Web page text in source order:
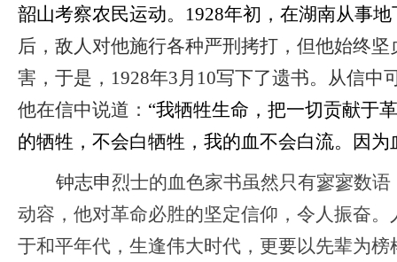
韶山考察农民运动。1928年初，在湖南从事
后，敌人对他施行各种严刑拷打，但他始终
害，于是， 1928年3月10写下了遗书。从信
他在信中说道： “我牺牲生命，把一切贡献于
的牺牲，不会白牺牲，我的血不会白流。因
钟志申烈士的血色家书虽然只有寥寥数
动容，他对革命必胜的坚定信仰，令人振奋
于和平年代，生逢伟大时代，更要以先辈为